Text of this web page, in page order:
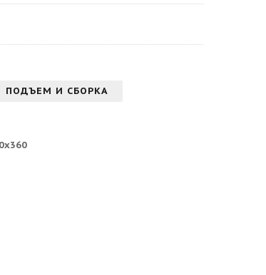
ПОДЪЕМ И СБОРКА